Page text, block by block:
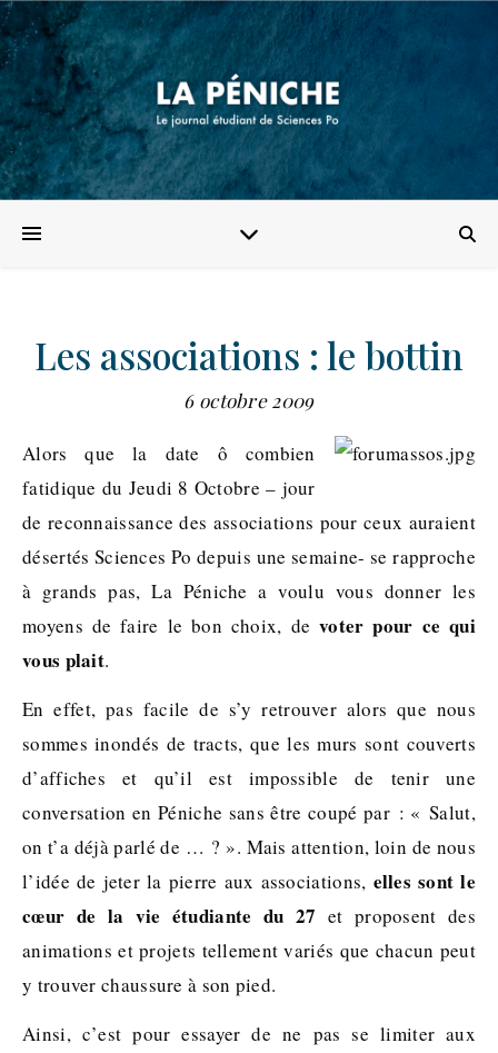
Les associations : le bottin
6 octobre 2009
Alors que la date ô combien
fatidique du Jeudi 8 Octobre – jour
de reconnaissance des associations pour ceux auraient
désertés Sciences Po depuis une semaine- se rapproche
à grands pas, La Péniche a voulu vous donner les
moyens de faire le bon choix, devoter pour ce qui
vous plait.
En effet, pas facile de s’y retrouver alors que nous
sommes inondés de tracts, que les murs sont couverts
d’affiches et qu’il est impossible de tenir une
conversation en Péniche sans être coupé par : « Salut,
on t’a déjà parlé de … ? ». Mais attention, loin de nous
l’idée de jeter la pierre aux associations, elles sont le
cœur de la vie étudiante du 27 et proposent des
animations et projets tellement variés que chacun peut
y trouver chaussure à son pied.
Ainsi, c’est pour essayer de ne pas se limiter aux